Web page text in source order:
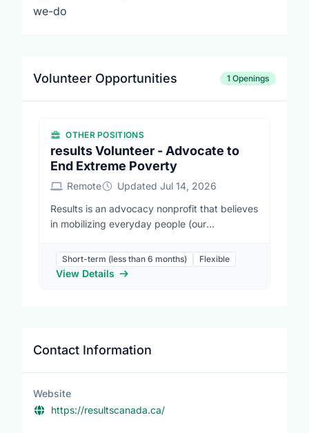
we-do
Volunteer Opportunities 1 Openings
OTHER POSITIONS
results Volunteer - Advocate to
End Extreme Poverty
Remote
Updated Jul 14, 2026
Results is an advocacy nonprofit that believes
in mobilizing everyday people (our
extreme poverty in low-and middle-income
countries. We focus our work on global health,
senators because they have the power to
investments needed to end extreme poverty.
We also raise awareness by writing letters to
the editor (LTEs) and op-eds, using social
Short-term (less than 6 months) Flexible
View Details
Contact Information
Website
https://resultscanada.ca/